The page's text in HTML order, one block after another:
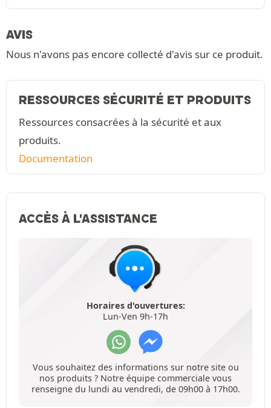
AVIS
Nous n'avons pas encore collecté d'avis sur ce produit.
RESSOURCES SÉCURITÉ ET PRODUITS
Ressources consacrées à la sécurité et aux
produits.
Documentation
ACCÈS À L'ASSISTANCE
Horaires d'ouvertures:
Lun-Ven 9h-17h
Vous souhaitez des informations sur notre site ou
nos produits ? Notre équipe commerciale vous
renseigne du lundi au vendredi, de 09h00 à 17h00.